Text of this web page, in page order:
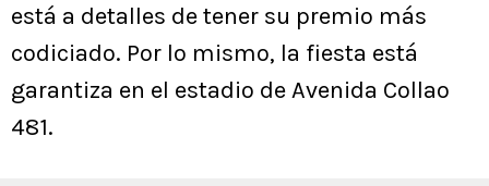
está a detalles de tener su premio más
codiciado. Por lo mismo, la fiesta está
garantiza en el estadio de Avenida Collao
481.